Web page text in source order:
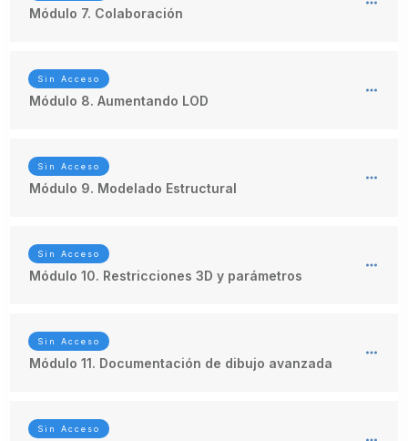
Módulo 7. Colaboración
Sin Acceso
Módulo 8. Aumentando LOD
Sin Acceso
Módulo 9. Modelado Estructural
Sin Acceso
Módulo 10. Restricciones 3D y parámetros
Sin Acceso
Módulo 11. Documentación de dibujo avanzada
Sin Acceso